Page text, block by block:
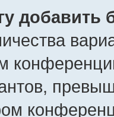
добавить